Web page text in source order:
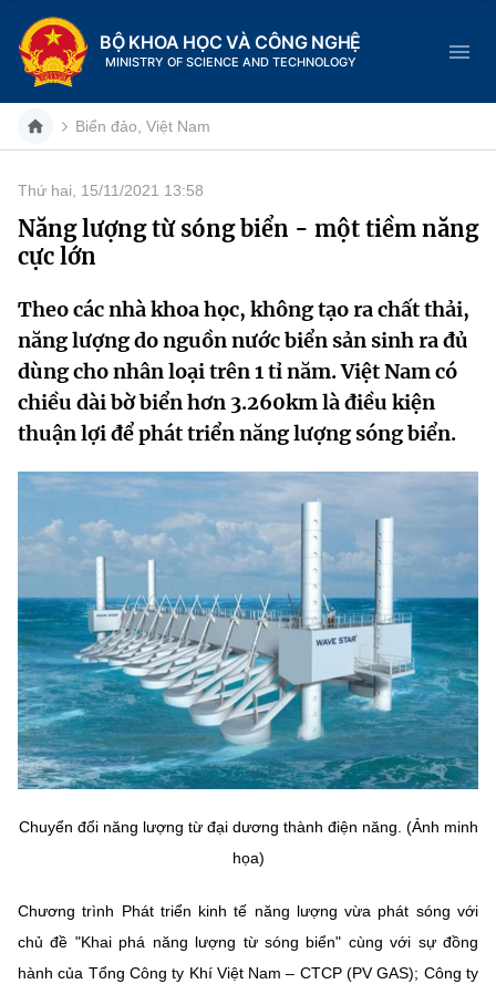
BỘ KHOA HỌC VÀ CÔNG NGHỆ
MINISTRY OF SCIENCE AND TECHNOLOGY
Danh mục
Trang chủ
Giới thiệu
Chức năng nhiệm vụ
Cơ cấu tổ chức
Lịch sử phát triển
Sở Khoa học và Công nghệ
Tin tức sự kiện
Khoa học và Công nghệ
Đổi mới sáng tạo
Chuyển đổi số
Sở hữu trí tuệ
Tiêu chuẩn, đo lường, chất lượng
Năng lượng nguyên tử
Hệ thống văn bản
Văn bản QPPL
Văn bản chỉ đạo điều hành
Lấy ý kiến người dân về dự thảo VBQPPL
MST IOFFICE
THỐNG KÊ
Khoa học và Công nghệ
Đổi mới sáng tạo
Chuyển đổi số
Bưu chính, Viễn thông
Sở hữu trí tuệ
Năng lượng nguyên tử
Multimedia
THƯ ĐIỆN TỬ
Khác
Videos
Voice
Nhiệm vụ trọng tâm
Biển đảo, Việt Nam
Thứ hai, 15/11/2021 13:58
Năng lượng từ sóng biển - một tiềm năng
cực lớn
Theo các nhà khoa học, không tạo ra chất thải,
năng lượng do nguồn nước biển sản sinh ra đủ
dùng cho nhân loại trên 1 tỉ năm. Việt Nam có
chiều dài bờ biển hơn 3.260km là điều kiện
thuận lợi để phát triển năng lượng sóng biển.
Chuyển đổi năng lượng từ đại dương thành điện năng. (Ảnh minh
họa)
Chương trình Phát triển kinh tế năng lượng vừa phát sóng với
chủ đề "Khai phá năng lượng từ sóng biển" cùng với sự đồng
hành của Tổng Công ty Khí Việt Nam – CTCP (PV GAS); Công ty